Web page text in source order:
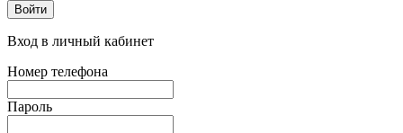
Войти
Вход в личный кабинет
Номер телефона
Пароль